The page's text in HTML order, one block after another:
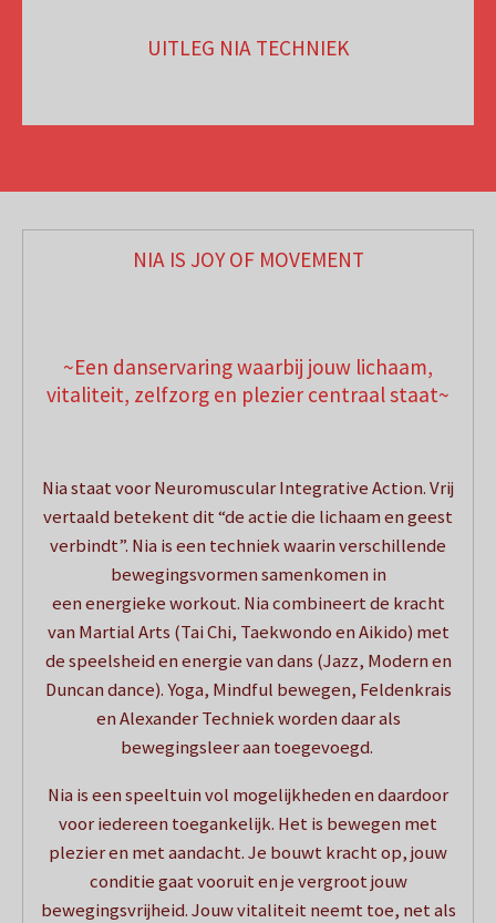
UITLEG NIA TECHNIEK
NIA IS JOY OF MOVEMENT
~Een danservaring waarbij jouw lichaam,
vitaliteit, zelfzorg en plezier centraal staat~
Nia staat voor Neuromuscular Integrative Action. Vrij
vertaald betekent dit “de actie die lichaam en geest
verbindt”. Nia is een techniek waarin verschillende
bewegingsvormen samenkomen in
een energieke workout. Nia combineert de kracht
van Martial Arts (Tai Chi, Taekwondo en Aikido) met
de speelsheid en energie van dans (Jazz, Modern en
Duncan dance). Yoga, Mindful bewegen, Feldenkrais
en Alexander Techniek worden daar als
bewegingsleer aan toegevoegd.
Nia is een speeltuin vol mogelijkheden en daardoor
voor iedereen toegankelijk. Het is bewegen met
plezier en met aandacht. Je bouwt kracht op,jouw
conditie gaat vooruit en je vergroot jouw
bewegingsvrijheid.Jouw vitaliteit neemt toe, net als